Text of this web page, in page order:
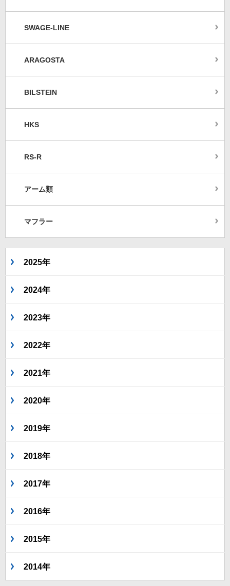
SWAGE-LINE
ARAGOSTA
BILSTEIN
HKS
RS-R
アーム類
マフラー
2025年
2024年
2023年
2022年
2021年
2020年
2019年
2018年
2017年
2016年
2015年
2014年